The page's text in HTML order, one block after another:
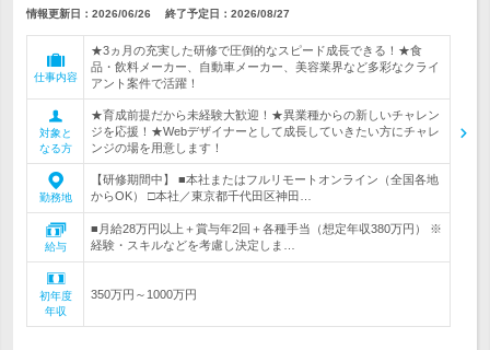
情報更新日：2026/06/26 終了予定日：2026/08/27
仕事内容
★3ヵ月の充実した研修で圧倒的なスピード成長できる！★食
品・飲料メーカー、自動車メーカー、美容業界など多彩なクライ
アント案件で活躍！
対象と
なる方
★育成前提だから未経験大歓迎！★異業種からの新しいチャレン
ジを応援！★Webデザイナーとして成長していきたい方にチャレ
ンジの場を用意します！
勤務地
【研修期間中】 ■本社またはフルリモートオンライン（全国各地
からOK） □本社／東京都千代田区神田…
給与
■月給28万円以上＋賞与年2回＋各種手当（想定年収380万円） ※
経験・スキルなどを考慮し決定しま…
初年度
年収
350万円～1000万円